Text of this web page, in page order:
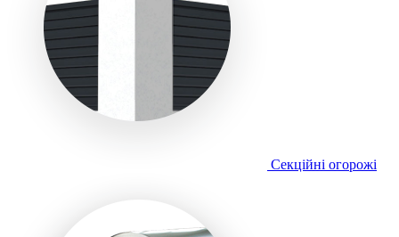
Секційні огорожі